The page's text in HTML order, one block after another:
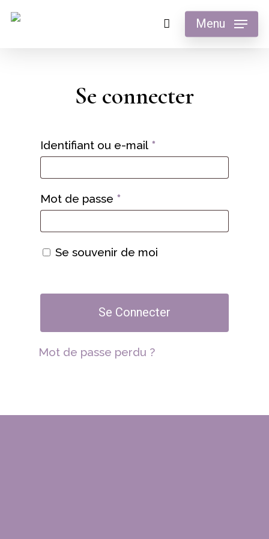
Menu
Se connecter
Identifiant ou e-mail *
Mot de passe *
Se souvenir de moi
Se Connecter
Mot de passe perdu ?